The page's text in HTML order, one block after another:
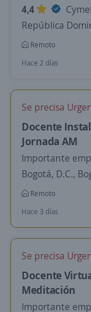
4,4
República
Remoto
Hace 2 días
Se precisa
Docente
Jornada AM
Importante
Bogotá, D.C.,
Remoto
Hace 3 días
Se precisa
Docente
Meditación
Importante